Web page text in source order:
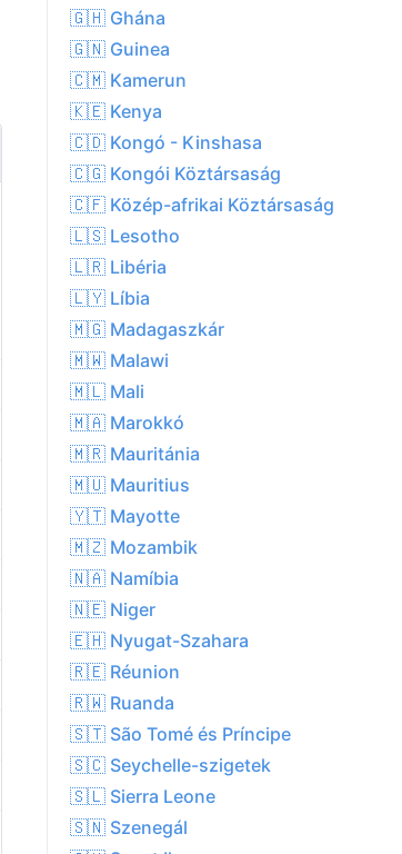
V 9. aug.
Gyenge zápor
26.7°C
23.6°C
22.5°C
93%
8.6 kph
10.4 mm
6.0
06:23 AM
06:41 PM
Waning
🇬🇭 Ghána
🇬🇳 Guinea
🇨🇲 Kamerun
🇰🇪 Kenya
🇨🇩 Kongó - Kinshasa
🇨🇬 Kongói Köztársaság
🇨🇫 Közép-afrikai Köztársaság
🇱🇸 Lesotho
🇱🇷 Libéria
🇱🇾 Líbia
🇲🇬 Madagaszkár
🇲🇼 Malawi
🇲🇱 Mali
🇲🇦 Marokkó
🇲🇷 Mauritánia
🇲🇺 Mauritius
🇾🇹 Mayotte
🇲🇿 Mozambik
🇳🇦 Namíbia
🇳🇪 Niger
🇪🇭 Nyugat-Szahara
🇷🇪 Réunion
🇷🇼 Ruanda
🇸🇹 São Tomé és Príncipe
🇸🇨 Seychelle-szigetek
🇸🇱 Sierra Leone
🇸🇳 Szenegál